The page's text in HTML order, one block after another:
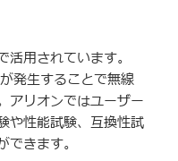
用されています。
発生することで無線
アリオンではユーザー
や性能試験、互換性試
きます。